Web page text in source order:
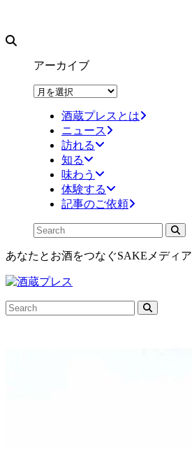
アーカイブ
ア
酒蔵プレスとは
ニュース
訪れる
知る
味わう
体験する
記事のご依頼
あなたとお酒をつなぐSAKEメディア